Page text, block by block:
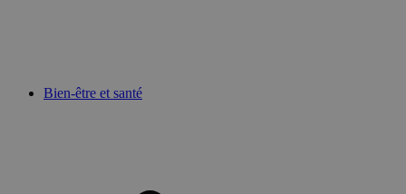
Bien-être et santé